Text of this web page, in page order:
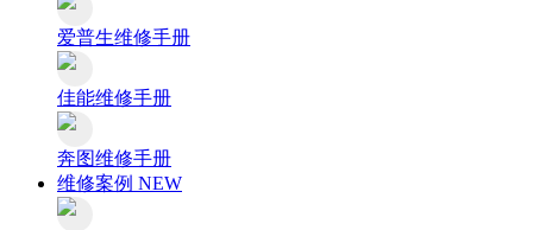
爱普生维修手册
佳能维修手册
奔图维修手册
维修案例 NEW